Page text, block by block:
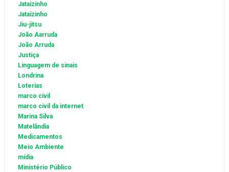
Jataizinho
Jataízinho
Jiu-jitsu
João Aarruda
João Arruda
Justiça
Linguagem de sinais
Londrina
Loterias
marco civil
marco civil da internet
Marina Silva
Matelândia
Medicamentos
Meio Ambiente
mídia
Ministério Público